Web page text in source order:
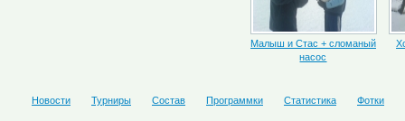
Малыш и Стас + сломаный
насос
Новости Турниры Состав Программки Статистика Фотки